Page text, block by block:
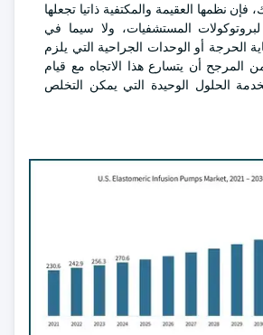
فإن نظمها العقيمة والمكتفية ذاتيا تجعلها
لبروتوكولات المستشفيات، ولا سيما في
الحرجة أو الوحدات الجراحية التي يلزم
المرجح أن يتسارع هذا الاتجاه مع قيام
الحلول الوحيدة التي يمكن التخلص